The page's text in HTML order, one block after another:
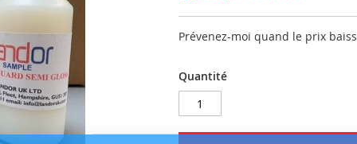
Prévenez-moi quand le prix
Quantité